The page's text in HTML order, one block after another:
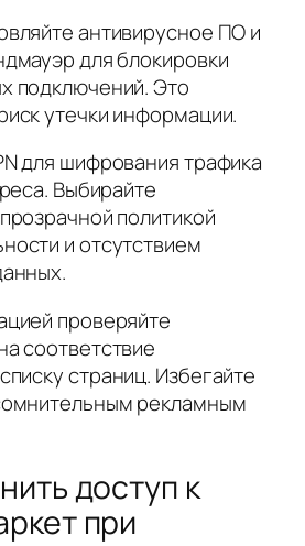
антивирусное ПО и
для блокировки
подключений. Это
утечки информации.
для шифрования трафика
Выбирайте
политикой
и отсутствием
проверяйте
соответствие
страниц. Избегайте
рекламным
доступ к
при